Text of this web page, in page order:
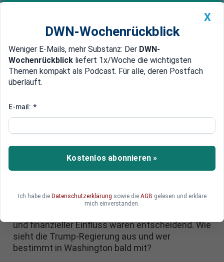
Newsticker MEIN DWN: Geldanlage Premium
Edelmetalle DWN-Magazin China
Trump-Regierung: TV-
wer sind die mächtigsten Köpfe
in Trumps Team?
Amtseinführung besonderen Kriterien:
und finanzieller Einfluss waren entscheidend. Wie
sieht die Trump-Regierung aus und wer
bestimmt in Washington bald mit?
X
DWN-Wochenrückblick
Weniger E-Mails, mehr Substanz: Der DWN-
Wochenrückblick liefert 1x/Woche die wichtigsten
Themen kompakt als Podcast. Für alle, deren Postfach
überläuft.
E-mail: *
Kostenlos abonnieren »
Ich habe die Datenschutzerklärung sowie die AGB gelesen und erkläre
mich einverstanden.